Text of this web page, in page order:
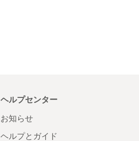
ヘルプセンター
お知らせ
ヘルプとガイド